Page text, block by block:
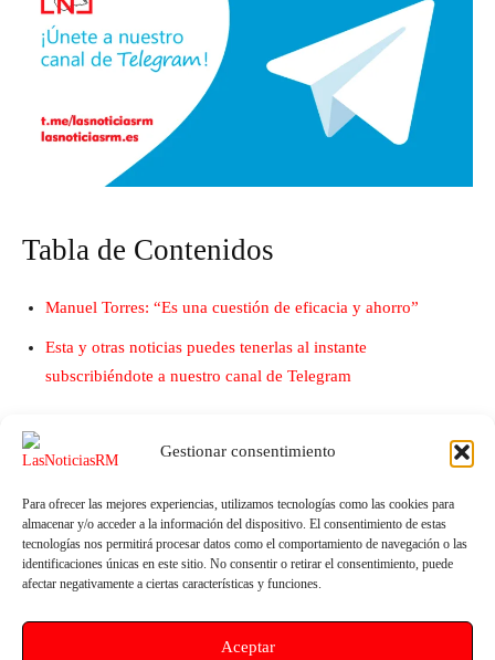
Gestionar consentimiento
Para ofrecer las mejores experiencias, utilizamos tecnologías como las cookies para
almacenar y/o acceder a la información del dispositivo. El consentimiento de estas
tecnologías nos permitirá procesar datos como el comportamiento de navegación o las
identificaciones únicas en este sitio. No consentir o retirar el consentimiento, puede
afectar negativamente a ciertas características y funciones.
Aceptar
Tabla de Contenidos
Manuel Torres: “Es una cuestión de eficacia y ahorro”
Esta y otras noticias puedes tenerlas al instante
subscribiéndote a nuestro canal de Telegram
Artículo anterior Artículo siguiente